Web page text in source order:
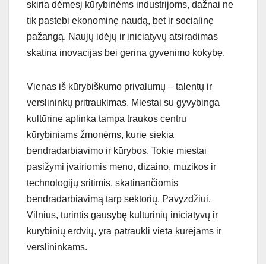
skiria dėmesį kūrybinėms industrijoms, dažnai ne
tik pastebi ekonominę naudą, bet ir socialinę
pažangą. Naujų idėjų ir iniciatyvų atsiradimas
skatina inovacijas bei gerina gyvenimo kokybę.
Vienas iš kūrybiškumo privalumų – talentų ir
verslininkų pritraukimas. Miestai su gyvybinga
kultūrine aplinka tampa traukos centru
kūrybiniams žmonėms, kurie siekia
bendradarbiavimo ir kūrybos. Tokie miestai
pasižymi įvairiomis meno, dizaino, muzikos ir
technologijų sritimis, skatinančiomis
bendradarbiavimą tarp sektorių. Pavyzdžiui,
Vilnius, turintis gausybę kultūrinių iniciatyvų ir
kūrybinių erdvių, yra patraukli vieta kūrėjams ir
verslininkams.